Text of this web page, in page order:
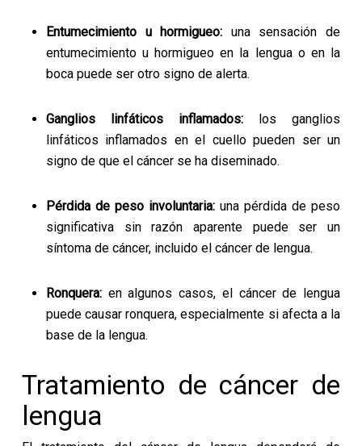
Entumecimiento u hormigueo: una sensación de
entumecimiento u hormigueo en la lengua o en la
boca puede ser otro signo de alerta.
Ganglios linfáticos inflamados: los ganglios
linfáticos inflamados en el cuello pueden ser un
signo de que el cáncer se ha diseminado.
Pérdida de peso involuntaria:una pérdida de peso
significativa sin razón aparente puede ser un
síntoma de cáncer, incluido el cáncer de lengua.
Ronquera: en algunos casos, el cáncer de lengua
puede causar ronquera, especialmente si afecta a la
base de la lengua.
Tratamiento de cáncer de
lengua